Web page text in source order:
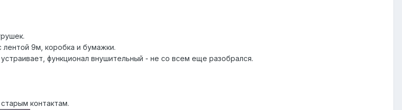
9м, коробка и бумажки.
функционал внушительный - не со всем еще разобрался.
контактам.